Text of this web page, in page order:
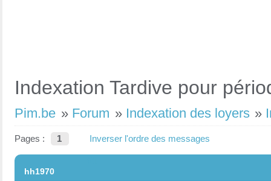
Indexation Tardive pour
Pim.be » Forum » Indexation des loyers »
Pages : 1 Inverser l'ordre des messages
hh1970